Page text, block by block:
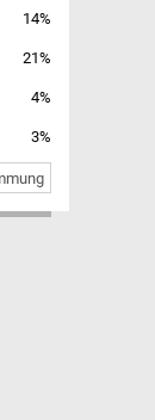
14%
21%
4%
3%